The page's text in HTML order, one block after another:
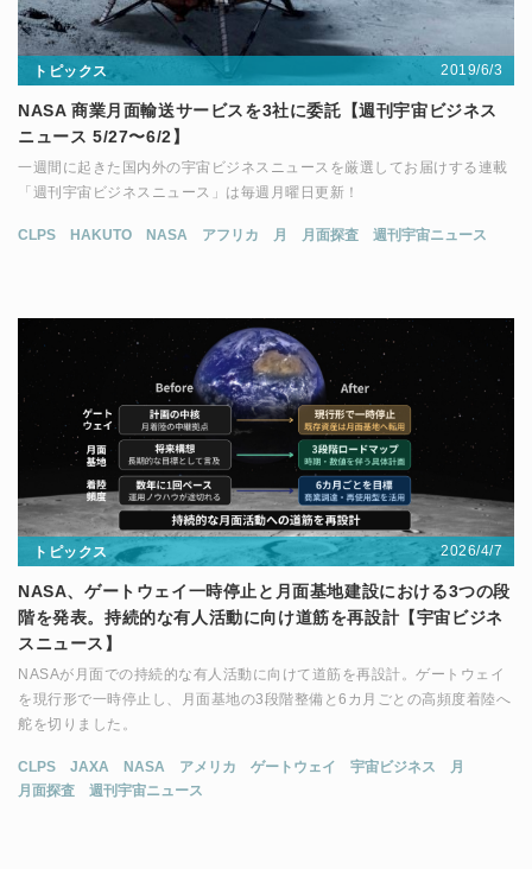
トピックス 2019/6/3
NASA 商業月面輸送サービスを3社に委託【週刊宇宙ビジネス
ニュース 5/27〜6/2】
一週間に起きた国内外の宇宙ビジネスニュースを厳選してお届けする連載
「週刊宇宙ビジネスニュース」は毎週月曜日更新！
CLPS HAKUTO NASA アフリカ 月 月面探査 週刊宇宙ニュース
トピックス 2026/4/7
NASA、ゲートウェイ一時停止と月面基地建設における3つの段
階を発表。持続的な有人活動に向け道筋を再設計【宇宙ビジネ
スニュース】
NASAが月面での持続的な有人活動に向けて道筋を再設計。ゲートウェイ
を現行形で一時停止し、月面基地の3段階整備と6カ月ごとの高頻度着陸へ
舵を切りました。
CLPS JAXA NASA アメリカ ゲートウェイ 宇宙ビジネス
月
月面探査
週刊宇宙ニュース